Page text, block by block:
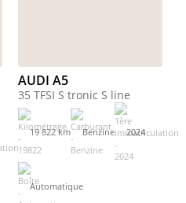
AUDI A5
35 TFSI S tronic S line
19 822 km Benzine 2024
Automatique